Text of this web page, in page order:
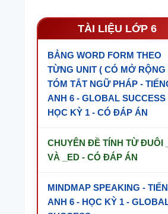
TÀI LIỆU LỚP 6
BẢNG WORD FORM THEO
TỪNG UNIT ( CÓ MỞ RỘNG
TÓM TẮT NGỮ PHÁP -
ANH 6 - GLOBAL SUCCESS
HỌC KỲ 1 - CÓ ĐÁP ÁN
CHUYÊN ĐỀ TÍNH TỪ ĐUÔI
VÀ _ED - CÓ ĐÁP ÁN
MINDMAP SPEAKING -
ANH 6 - HỌC KỲ 1 -